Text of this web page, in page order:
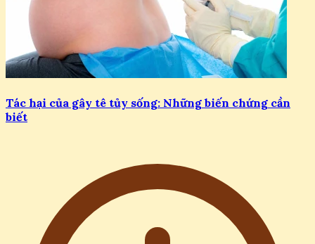
Tác hại của gây tê tủy sống: Những biến chứng cần
biết